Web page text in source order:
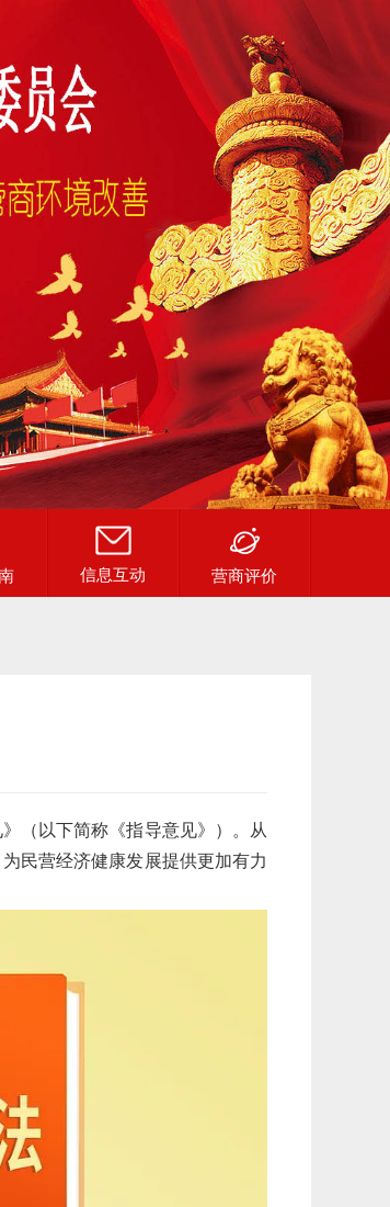
信息互动 营商评价
（以下简称《指导意见》）。从
民营经济健康发展提供更加有力